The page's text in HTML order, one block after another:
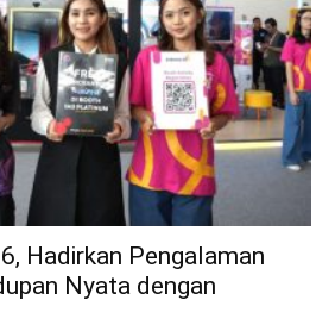
Hadirkan Pengalaman
Nyata dengan